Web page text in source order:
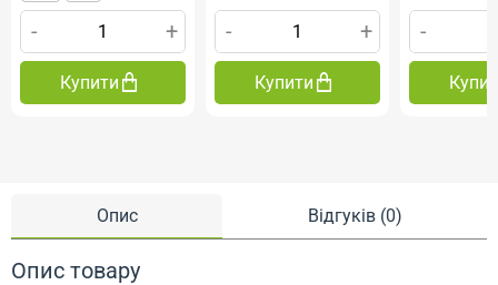
Опис Відгуків (0)
Опис товару
- +
Купити
- +
Купити
-